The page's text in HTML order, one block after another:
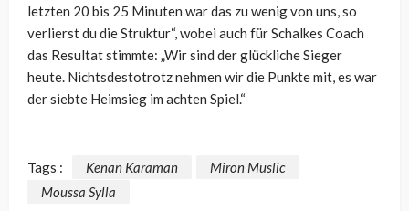
letzten 20 bis 25 Minuten war das zu wenig von uns, so
verlierst du die Struktur“, wobei auch für Schalkes Coach
das Resultat stimmte: „Wir sind der glückliche Sieger
heute. Nichtsdestotrotz nehmen wir die Punkte mit, es war
der siebte Heimsieg im achten Spiel.“
Tags : Kenan Karaman
Miron Muslic
Moussa Sylla